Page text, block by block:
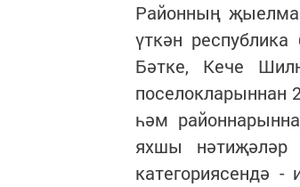
Районның
үткән
Бәтке, Кече
поселокларыннан
һәм
яхшы нәтиҗәләр
категориясендә